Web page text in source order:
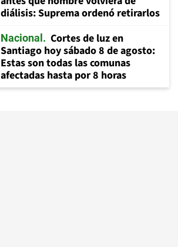
diálisis: Suprema ordenó retirarlos
Nacional
Cortes de luz en
Santiago hoy sábado 8 de agosto:
Estas son todas las comunas
afectadas hasta por 8 horas